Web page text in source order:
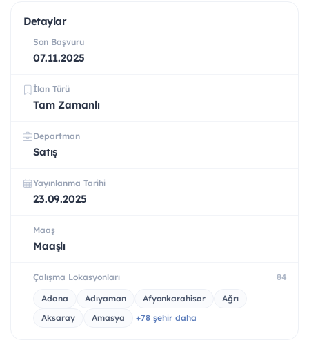
Detaylar
Son Başvuru
07.11.2025
İlan Türü
Tam Zamanlı
Departman
Satış
Yayınlanma Tarihi
23.09.2025
Maaş
Maaşlı
Çalışma Lokasyonları 84
Adana Adıyaman Afyonkarahisar
Ağrı
Aksaray
Amasya +78 şehir daha